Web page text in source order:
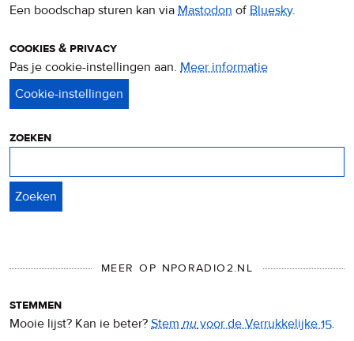
Een boodschap sturen kan via Mastodon ofBluesky.
cookies & privacy
Pas je cookie-instellingen aan. Meer informatie
zoeken
MEER OP NPORADIO2.NL
stemmen
Mooie lijst? Kan ie beter? Stemnuvoor de Verrukkelijke 15.